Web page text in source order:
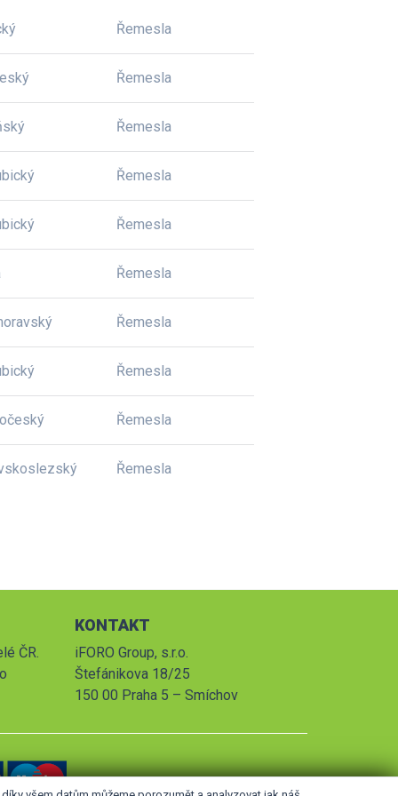
Řemesla
Řemesla
Řemesla
Řemesla
Řemesla
Řemesla
Řemesla
Řemesla
Řemesla
Řemesla
ČR.
KONTAKT
iFORO Group, s.r.o.
Štefánikova 18/25
150 00 Praha 5 – Smíchov